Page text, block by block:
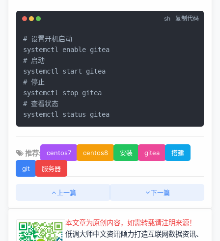
sh 复制代码
# 设置开机启动
systemctl enable
# 启动
# 停止
# 查看状态
systemctl status gitea
推荐: centos7 centos8 安装 gitea
搭建
git
服务器
上一篇 下一篇
本文章为原创内容，如需转载请注明来源！
低调大师中文资讯倾力打造互联网数据资讯、